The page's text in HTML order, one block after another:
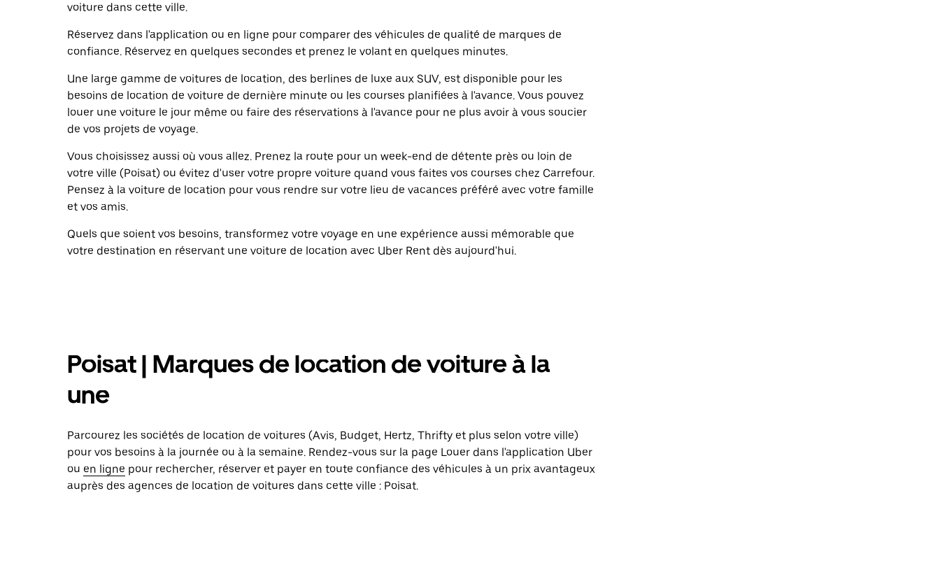
voiture dans cette ville.
Réservez dans l'application ou en ligne pour comparer des véhicules de qualité de marques de
confiance. Réservez en quelques secondes et prenez le volant en quelques minutes.
Une large gamme de voitures de location, des berlines de luxe aux SUV, est disponible pour les
besoins de location de voiture de dernière minute ou les courses planifiées à l'avance. Vous pouvez
louer une voiture le jour même ou faire des réservations à l'avance pour ne plus avoir à vous soucier
de vos projets de voyage.
Vous choisissez aussi où vous allez. Prenez la route pour un week-end de détente près ou loin de
votre ville (Poisat) ou évitez d'user votre propre voiture quand vous faites vos courses chez Carrefour.
Pensez à la voiture de location pour vous rendre sur votre lieu de vacances préféré avec votre famille
et vos amis.
Quels que soient vos besoins, transformez votre voyage en une expérience aussi mémorable que
votre destination en réservant une voiture de location avec Uber Rent dès aujourd'hui.
Poisat | Marques de location de voiture à la
une
Parcourez les sociétés de location de voitures (Avis, Budget, Hertz, Thrifty et plus selon votre ville)
pour vos besoins à la journée ou à la semaine. Rendez-vous sur la page Louer dans l'application Uber
ou en ligne pour rechercher, réserver et payer en toute confiance des véhicules à un prix avantageux
auprès des agences de location de voitures dans cette ville : Poisat.